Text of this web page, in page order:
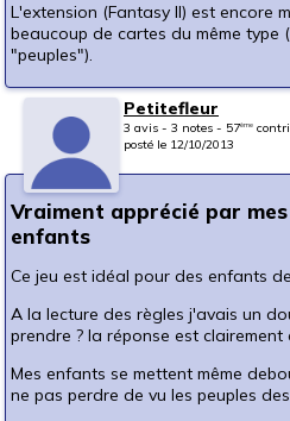
L'extension (Fantasy II) est encore
beaucoup de cartes du même type
"peuples").
Petitefleur
3 avis - 3 notes - 57ème
posté le 12/10/2013
Vraiment apprécié par mes
enfants
Ce jeu est idéal pour des enfants
A la lecture des règles j'avais un
prendre ? la réponse est clairement
Mes enfants se mettent même
ne pas perdre de vu les peuples